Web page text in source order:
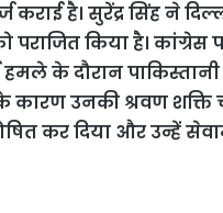
कराई है। सुरेंद्र सिंह ने
किया है। कांग्रेस
हमले के दौरान
कारण उनकी श्रवण
कर दिया और उन्हें